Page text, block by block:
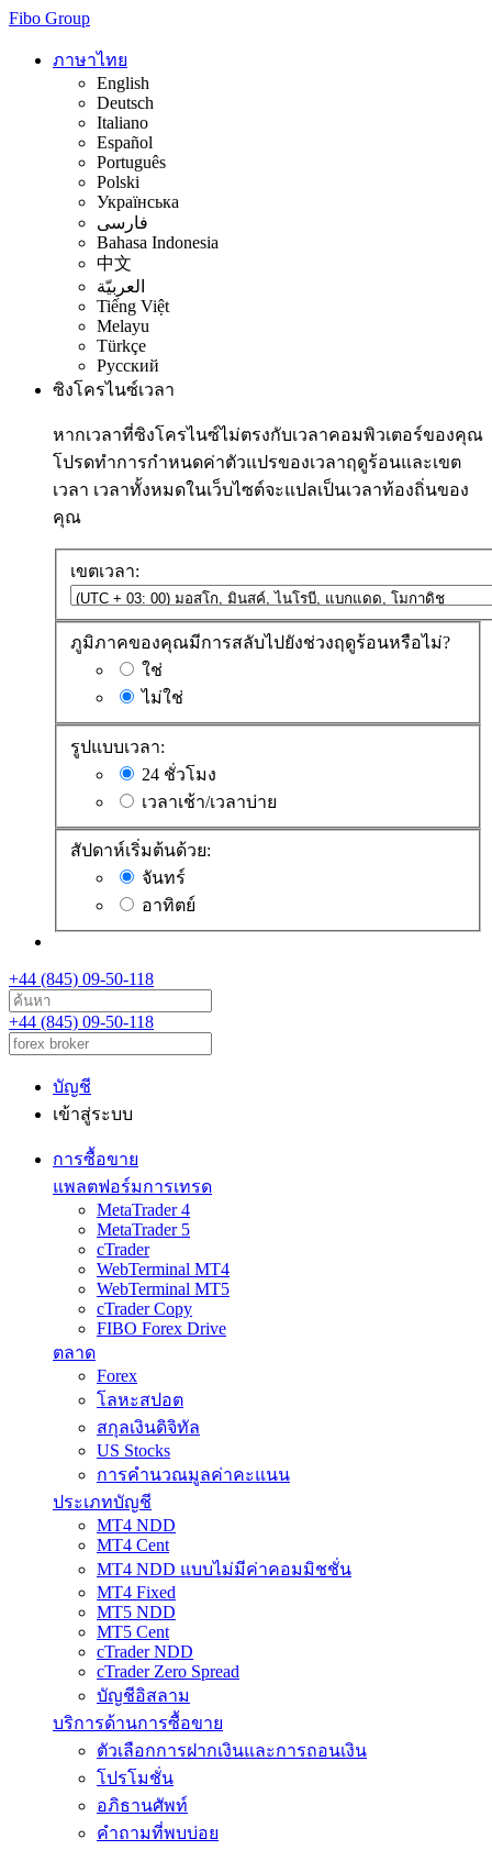
Fibo Group
ภาษาไทย
English
Deutsch
Italiano
Español
Português
Polski
Українська
فارسی
Bahasa Indonesia
中文
العربيّة
Tiếng Việt
Melayu
Türkçe
Русский
ซิงโครไนซ์เวลา
หากเวลาที่ซิงโครไนซ์ไม่ตรงกับเวลาคอมพิวเตอร์ของคุณ
โปรดทำการกำหนดค่าตัวแปรของเวลาฤดูร้อนและเขต
เวลา เวลาทั้งหมดในเว็บไซต์จะแปลเป็นเวลาท้องถิ่นของ
คุณ
เขตเวลา:
ภูมิภาคของคุณมีการสลับไปยังช่วงฤดูร้อนหรือไม่?
ใช่
ไม่ใช่
รูปแบบเวลา:
24 ชั่วโมง
เวลาเช้า/เวลาบ่าย
สัปดาห์เริ่มต้นด้วย:
จันทร์
อาทิตย์
+44 (845) 09-50-118
+44 (845) 09-50-118
บัญชี
เข้าสู่ระบบ
การซื้อขาย
แพลตฟอร์มการเทรด
MetaTrader 4
MetaTrader 5
cTrader
WebTerminal MT4
WebTerminal MT5
cTrader Copy
FIBO Forex Drive
ตลาด
Forex
โลหะสปอต
สกุลเงินดิจิทัล
US Stocks
การคำนวณมูลค่าคะแนน
ประเภทบัญชี
MT4 NDD
MT4 Cent
MT4 NDD แบบไม่มีค่าคอมมิชชั่น
MT4 Fixed
MT5 NDD
MT5 Cent
cTrader NDD
cTrader Zero Spread
บัญชีอิสลาม
บริการด้านการซื้อขาย
ตัวเลือกการฝากเงินและการถอนเงิน
โปรโมชั่น
อภิธานศัพท์
คำถามที่พบบ่อย